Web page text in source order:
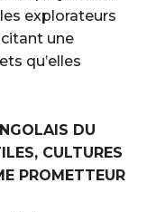
explorateurs
une
qu’elles
DU
CULTURES
PROMETTEUR